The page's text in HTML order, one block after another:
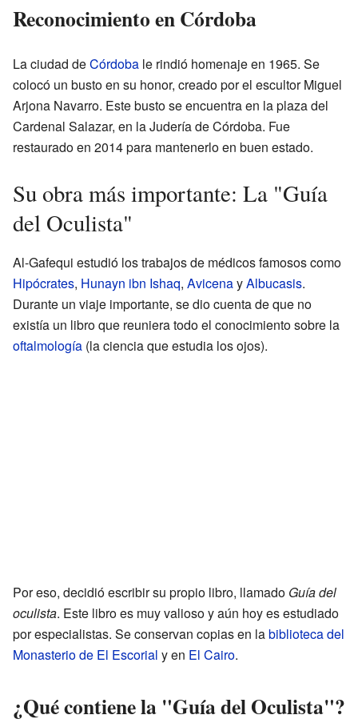
Reconocimiento en Córdoba
La ciudad deCórdoba le rindió homenaje en 1965. Se
colocó un busto en su honor, creado por el escultor Miguel
Arjona Navarro. Este busto se encuentra en la plaza del
Cardenal Salazar, en la Judería de Córdoba. Fue
restaurado en 2014 para mantenerlo en buen estado.
Su obra más importante: La "Guía
del Oculista"
Al-Gafequi estudió los trabajos de médicos famosos como
Hipócrates, Hunayn ibn Ishaq, AvicenayAlbucasis.
Durante un viaje importante, se dio cuenta de que no
existía un libro que reuniera todo el conocimiento sobre la
oftalmología (la ciencia que estudia los ojos).
Por eso, decidió escribir su propio libro, llamado Guía del
oculista. Este libro es muy valioso y aún hoy es estudiado
por especialistas. Se conservan copias en labiblioteca del
Monasterio de El Escorial y en El Cairo.
¿Qué contiene la "Guía del Oculista"?